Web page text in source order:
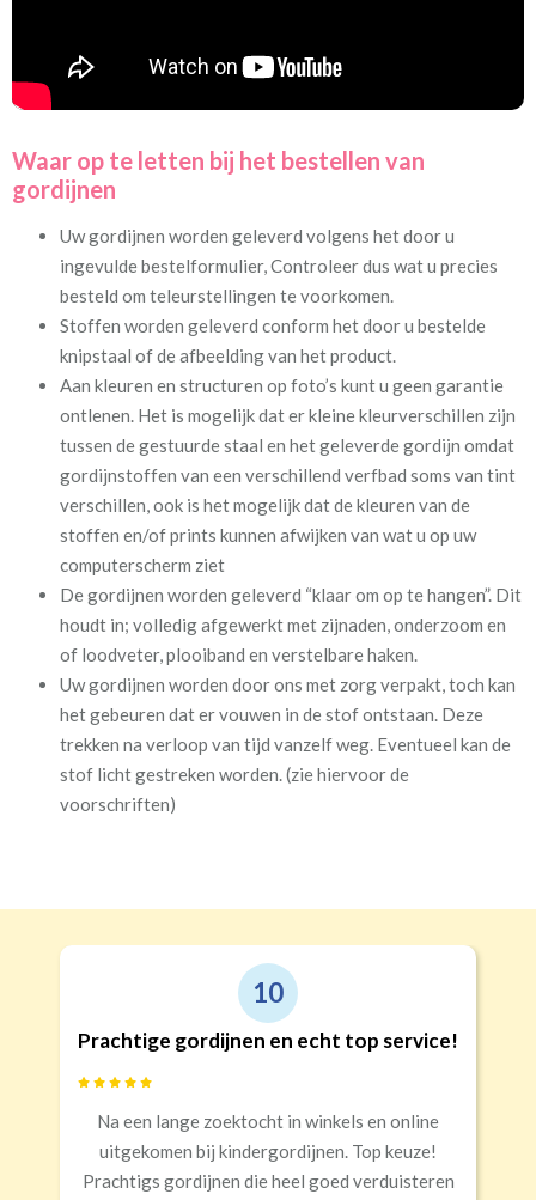
Waar op te letten bij het bestellen van
gordijnen
Uw gordijnen worden geleverd volgens het door u
ingevulde bestelformulier, Controleer dus wat u precies
besteld om teleurstellingen te voorkomen.
Stoffen worden geleverd conform het door u bestelde
knipstaal of de afbeelding van het product.
Aan kleuren en structuren op foto’s kunt u geen garantie
ontlenen. Het is mogelijk dat er kleine kleurverschillen zijn
tussen de gestuurde staal en het geleverde gordijn omdat
gordijnstoffen van een verschillend verfbad soms van tint
verschillen, ook is het mogelijk dat de kleuren van de
stoffen en/of prints kunnen afwijken van wat u op uw
computerscherm ziet
De gordijnen worden geleverd “klaar om op te hangen”. Dit
houdt in; volledig afgewerkt met zijnaden, onderzoom en
of loodveter, plooiband en verstelbare haken.
Uw gordijnen worden door ons met zorg verpakt, toch kan
het gebeuren dat er vouwen in de stof ontstaan. Deze
trekken na verloop van tijd vanzelf weg. Eventueel kan de
stof licht gestreken worden. (zie hiervoor de
voorschriften)
10
Prachtige gordijnen en echt top service!
Na een lange zoektocht in winkels en online
uitgekomen bij kindergordijnen. Top keuze!
Prachtigs gordijnen die heel goed verduisteren